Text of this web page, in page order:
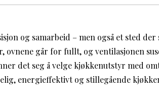
og samarbeid – men også et sted der
går for fullt, og ventilasjonen
det seg å velge kjøkkenutstyr med
energieffektivt og stillegående